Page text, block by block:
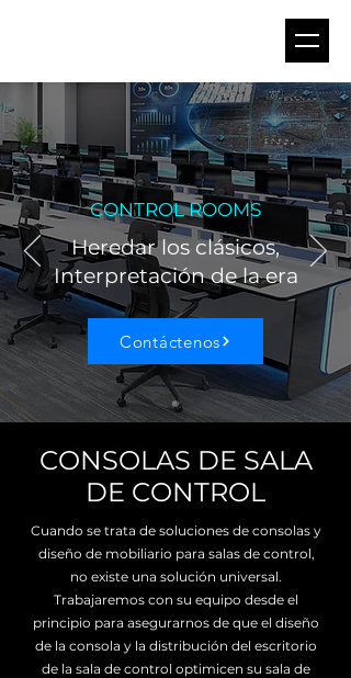
CONTROL ROOMS
Heredar los clásicos,
Interpretación de la era
Contáctenos
CONSOLAS DE SALA
DE CONTROL
Cuando se trata de soluciones de consolas y
diseño de mobiliario para salas de control,
no existe una solución universal.
Trabajaremos con su equipo desde el
principio para asegurarnos de que el diseño
de la consola y la distribución del escritorio
de la sala de control optimicen su sala de